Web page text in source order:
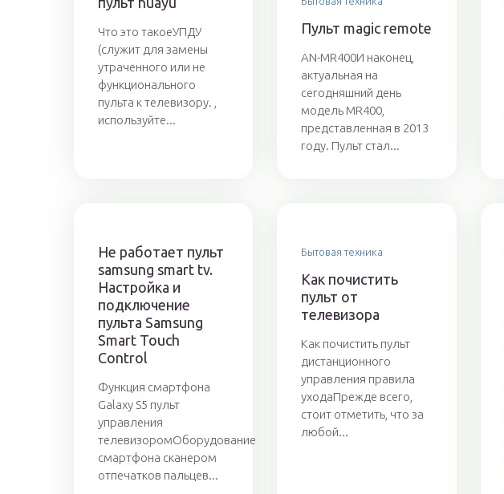
Что это такоеУПДУ
(служит для замены
утраченного или не
функционального
пульта к телевизору. ,
используйте...
Пульт magic remote
AN-MR400И наконец,
актуальная на
сегодняшний день
модель MR400,
представленная в 2013
году. Пульт стал...
Не работает пульт
samsung smart tv.
Настройка и
подключение
пульта Samsung
Smart Touch
Control
Функция смартфона
Galaxy S5 пульт
управления
телевизоромОборудование
смартфона сканером
отпечатков пальцев...
Бытовая техника
Как почистить
пульт от
телевизора
Как почистить пульт
дистанционного
управления правила
уходаПрежде всего,
стоит отметить, что за
любой...